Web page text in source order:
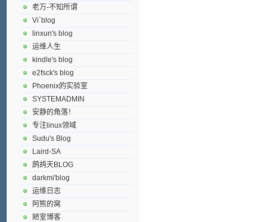
老万-不知所谓
Vi`blog
linxun's blog
运维人生
kindle's blog
e2fsck's blog
Phoenix的实验室
SYSTEMADMIN
安静的角落！
专注linux领域
Sudu's Blog
Laird-SA
鹧鸪天BLOG
darkmi'blog
运维日志
阿熊的窝
陋室博客